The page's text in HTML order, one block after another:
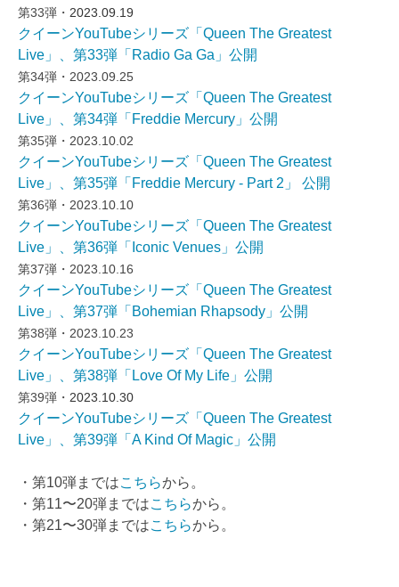
第33弾・ 2023.09.19
クイーンYouTubeシリーズ「Queen The Greatest
Live」、第33弾「Radio Ga Ga」公開
第34弾・2023.09.25
クイーンYouTubeシリーズ「Queen The Greatest
Live」、第34弾「Freddie Mercury」公開
第35弾・2023.10.02
クイーンYouTubeシリーズ「Queen The Greatest
Live」、第35弾「Freddie Mercury - Part 2」 公開
第36弾・2023.10.10
クイーンYouTubeシリーズ「Queen The Greatest
Live」、第36弾「Iconic Venues」公開
第37弾・2023.10.16
クイーンYouTubeシリーズ「Queen The Greatest
Live」、第37弾「Bohemian Rhapsody」公開
第38弾・2023.10.23
クイーンYouTubeシリーズ「Queen The Greatest
Live」、第38弾「Love Of My Life」公開
第39弾・ 2023.10.30
クイーンYouTubeシリーズ「Queen The Greatest
Live」、第39弾「A Kind Of Magic」公開
・第10弾まではこちらから。
・第11〜20弾まではこちらから。
・第21〜30弾まではこちらから。